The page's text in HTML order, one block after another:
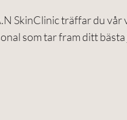
SkinClinic träffar du vår
som tar fram ditt bästa